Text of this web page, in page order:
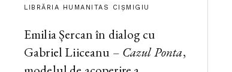
LIBRĂRIA HUMANITAS CIȘMIGIU
Emilia Șercan în dialog cu
Gabriel Liiceanu – Cazul Ponta,